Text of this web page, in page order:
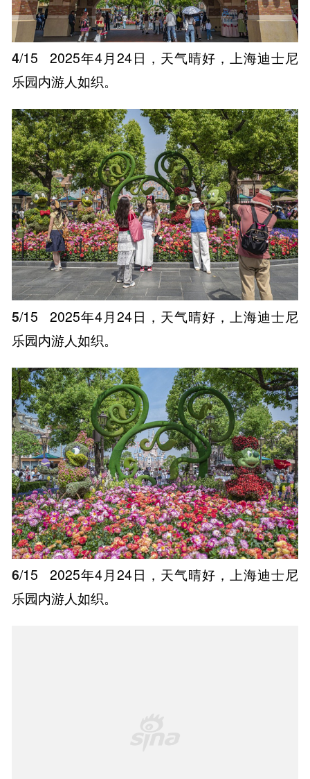
4/15
2025年4月24日，天气晴好，上海迪士尼
乐园内游人如织。
5/15
2025年4月24日，天气晴好，上海迪士尼
乐园内游人如织。
6/15
2025年4月24日，天气晴好，上海迪士尼
乐园内游人如织。